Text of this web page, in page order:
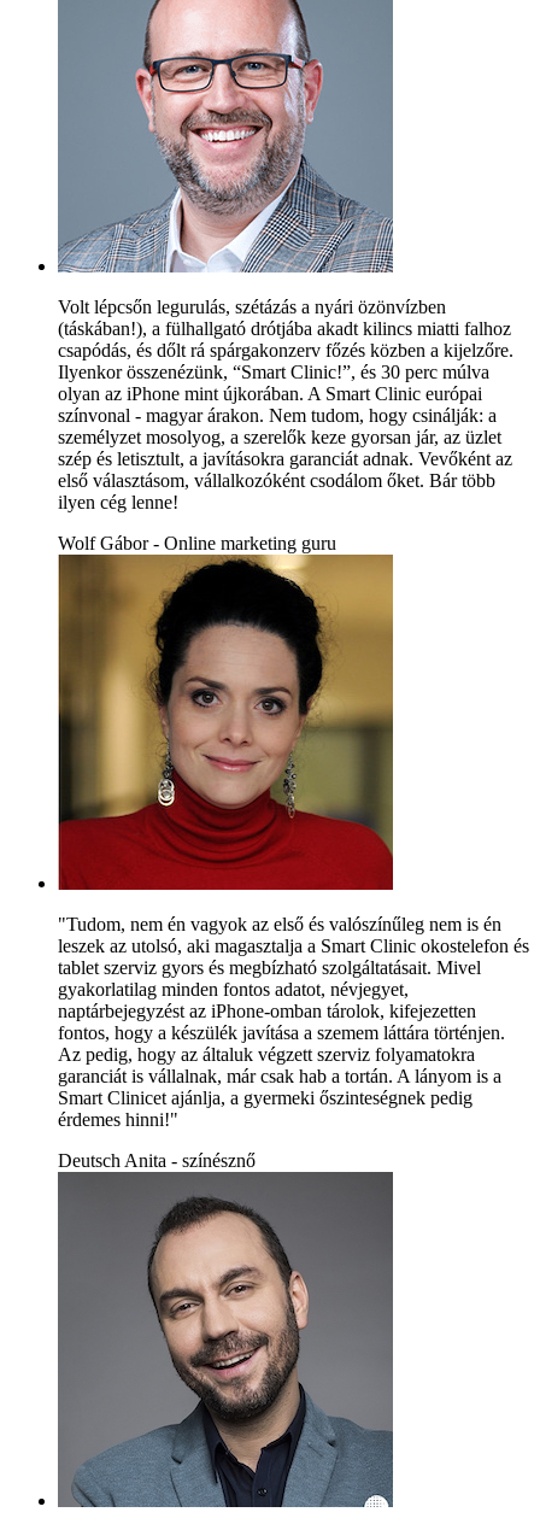
Volt lépcsőn legurulás, szétázás a nyári özönvízben
(táskában!), a fülhallgató drótjába akadt kilincs miatti falhoz
csapódás, és dőlt rá spárgakonzerv főzés közben a kijelzőre.
Ilyenkor összenézünk, “Smart Clinic!”, és 30 perc múlva
olyan az iPhone mint újkorában. A Smart Clinic európai
színvonal - magyar árakon. Nem tudom, hogy csinálják: a
személyzet mosolyog, a szerelők keze gyorsan jár, az üzlet
szép és letisztult, a javításokra garanciát adnak. Vevőként az
első választásom, vállalkozóként csodálom őket. Bár több
ilyen cég lenne!
Wolf Gábor - Online marketing guru
"Tudom, nem én vagyok az első és valószínűleg nem is én
leszek az utolsó, aki magasztalja a Smart Clinic okostelefon és
tablet szerviz gyors és megbízható szolgáltatásait. Mivel
gyakorlatilag minden fontos adatot, névjegyet,
naptárbejegyzést az iPhone-omban tárolok, kifejezetten
fontos, hogy a készülék javítása a szemem láttára történjen.
Az pedig, hogy az általuk végzett szerviz folyamatokra
garanciát is vállalnak, már csak hab a tortán. A lányom is a
Smart Clinicet ajánlja, a gyermeki őszinteségnek pedig
érdemes hinni!"
Deutsch Anita - színésznő